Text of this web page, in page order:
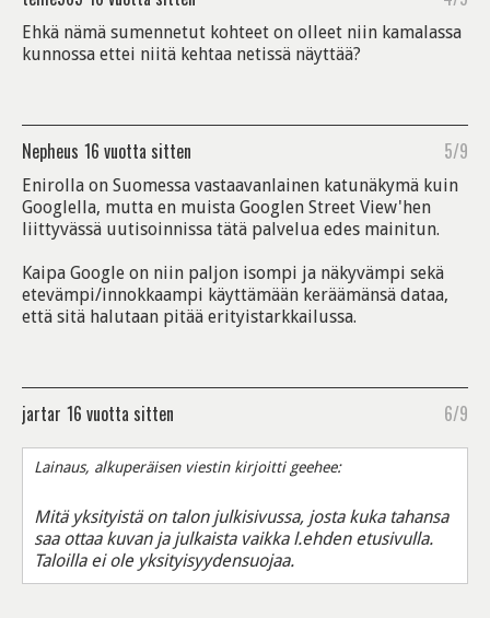
Ehkä nämä sumennetut kohteet on olleet niin kamalassa
kunnossa ettei niitä kehtaa netissä näyttää?
Nepheus 16 vuotta sitten 5/9
Enirolla on Suomessa vastaavanlainen katunäkymä kuin
Googlella, mutta en muista Googlen Street View'hen
liittyvässä uutisoinnissa tätä palvelua edes mainitun.
Kaipa Google on niin paljon isompi ja näkyvämpi sekä
etevämpi/innokkaampi käyttämään keräämänsä dataa,
että sitä halutaan pitää erityistarkkailussa.
jartar 16 vuotta sitten 6/9
Lainaus, alkuperäisen viestin kirjoitti geehee:
Mitä yksityistä on talon julkisivussa, josta kuka tahansa
saa ottaa kuvan ja julkaista vaikka l.ehden etusivulla.
Taloilla ei ole yksityisyydensuojaa.